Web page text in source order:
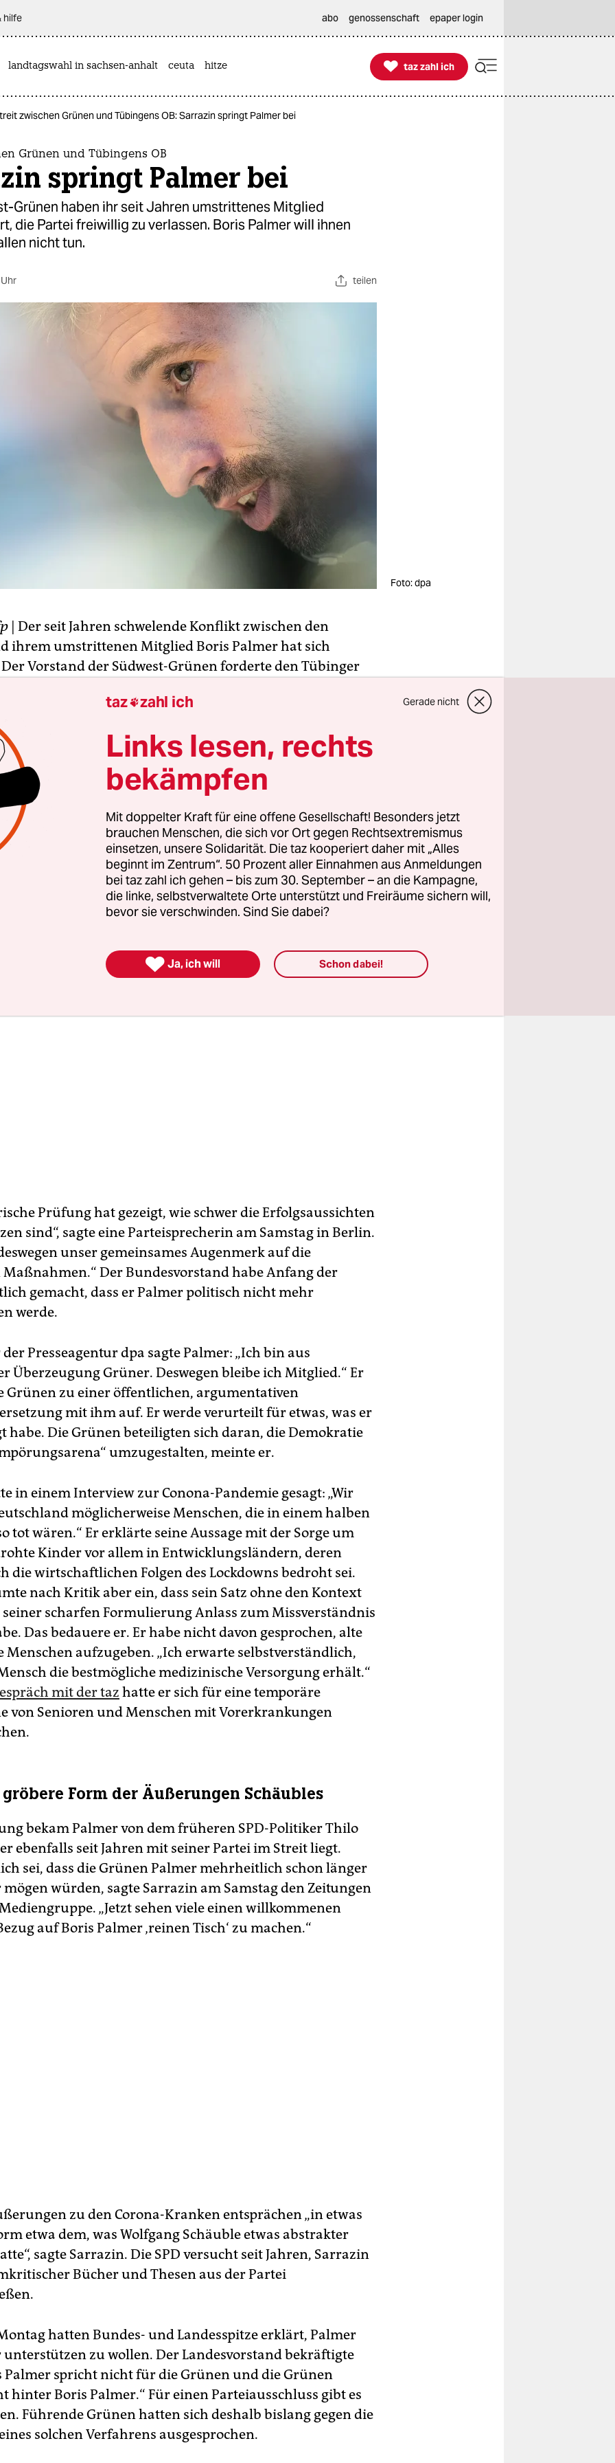
hilfe abo genossenschaft epaper login
landtagswahl in sachsen-anhalt ceuta hitze 
taz zahl ich
taz zahl ich
zwischen Grünen und Tübingens OB: Sarrazin springt Palmer bei
Grünen und Tübingens OB
springt Palmer bei
Grünen haben ihr seit Jahren umstrittenes Mitglied
die Partei freiwillig zu verlassen. Boris Palmer will ihnen
nicht tun.
teilen
Foto: dpa
| Der seit Jahren schwelende Konflikt zwischen den
ihrem umstrittenen Mitglied Boris Palmer hat sich
Vorstand der Südwest-Grünen forderte den Tübinger
Boris Palmer unsere Partei verlässt“, teilte die Partei am
in Stuttgart mit. Palmer fällt seit Jahren mit provokanten
auf. Zuletzt sorgte er mit einerWortwahl zum Umgang
Patienten
für Empörung. Palmer will aber bei den
Damit droht der Konflikt zu eskalieren.
auf Palmer jetzt zukommt. Die Satzung der
listet mögliche Ordnungsmaßnahmen gegen
auf: Verwarnungen, Aberkennung der
zeitweiliges Ruhen der Mitgliedsrechte bis zu zwei
aus der Partei. Auf der Bundesebene strebt man
Prüfung hat gezeigt, wie schwer die Erfolgsaussichten
sind“, sagte eine Parteisprecherin am Samstag in Berlin.
unser gemeinsames Augenmerk auf die
Der Bundesvorstand habe Anfang der
gemacht, dass er Palmer politisch nicht mehr
werde.
Presseagentur dpa sagte Palmer: „Ich bin aus
Überzeugung Grüner. Deswegen bleibe ich Mitglied.“ Er
Grünen zu einer öffentlichen, argumentativen
mit ihm auf. Er werde verurteilt für etwas, was er
habe. Die Grünen beteiligten sich daran, die Demokratie
umzugestalten, meinte er.
in einem Interview zur Conona-Pandemie gesagt: „Wir
möglicherweise Menschen, die in einem halben
tot wären.“ Er erklärte seine Aussage mit der Sorge um
Kinder vor allem in Entwicklungsländern, deren
die wirtschaftlichen Folgen des Lockdowns bedroht sei.
nach Kritik aber ein, dass sein Satz ohne den Kontext
seiner scharfen Formulierung Anlass zum Missverständnis
Das bedauere er. Er habe nicht davon gesprochen, alte
Menschen aufzugeben. „Ich erwarte selbstverständlich,
die bestmögliche medizinische Versorgung erhält.“
mit der taz hatte er sich für eine temporäre
von Senioren und Menschen mit Vorerkrankungen
Form der Äußerungen Schäubles
bekam Palmer von dem früheren SPD-Politiker Thilo
ebenfalls seit Jahren mit seiner Partei im Streit liegt.
sei, dass die Grünen Palmer mehrheitlich schon länger
würden, sagte Sarrazin am Samstag den Zeitungen
„Jetzt sehen viele einen willkommenen
auf Boris Palmer ‚reinen Tisch‘ zu machen.“
zu den Corona-Kranken entsprächen „in etwas
etwa dem, was Wolfgang Schäuble etwas abstrakter
sagte Sarrazin. Die SPD versucht seit Jahren, Sarrazin
Bücher und Thesen aus der Partei
hatten Bundes- und Landesspitze erklärt, Palmer
zu wollen. Der Landesvorstand bekräftigte
Palmer spricht nicht für die Grünen und die Grünen
hinter Boris Palmer.“ Für einen Parteiausschluss gibt es
Führende Grünen hatten sich deshalb bislang gegen die
solchen Verfahrens ausgesprochen.
taz zahl ich Gerade nicht
Links lesen, rechts
bekämpfen
Mit doppelter Kraft für eine offene Gesellschaft! Besonders jetzt
brauchen Menschen, die sich vor Ort gegen Rechtsextremismus
einsetzen, unsere Solidarität. Die taz kooperiert daher mit „Alles
beginnt im Zentrum“. 50 Prozent aller Einnahmen aus Anmeldungen
bei taz zahl ich gehen – bis zum 30. September – an die Kampagne,
die linke, selbstverwaltete Orte unterstützt und Freiräume sichern will,
bevor sie verschwinden. Sind Sie dabei?
 Ja, ich will Schon dabei!